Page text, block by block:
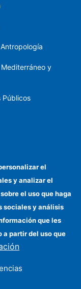
y
Públicos
el
y analizar el
el uso que haga
sociales y análisis
que les
a partir del uso que